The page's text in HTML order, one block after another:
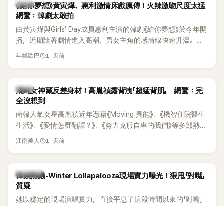
韓劇
《給你夢想》黃寅燁、惠利激情床戲瘋傳！火辣激吻尺度太猛
網驚：韓劇太敢拍
由黃寅燁與Girls' Day成員惠利主演的韓劇《給你夢想》於今年開
播，近期隨著劇情進入高潮，男女主角的感情線快速升溫。最
新播出的第8集不僅上演火辣吻戲，更接連出現床戲橋段，讓
年糕歐巴 1 天前
韓星
清純女神藏反差身材！高胤禎露背洩「超猛背肌」 網驚：完
全沒想到
南韓人氣女星高胤禎近年憑藉《Moving 異能》、《機智住院醫生
生活》、《愛情怎麼翻譯？》、《努力克服自卑的我們》等多部熱門
作品，躍升為韓劇新一代女神代表，不僅演技備受肯定，精緻
細身材下的超狂背肌與肩膀線條，反差感十足，讓不少網友看
傻直呼：「原來她身材這麼猛！」
江南美人 1 天前
熱議討論
韓娛熱議-Winter Lollapalooza現場實力曝光！狠甩「對嘴」
質疑
她以穩定的現場演唱實力，直接平息了這段時間以來的「對嘴」